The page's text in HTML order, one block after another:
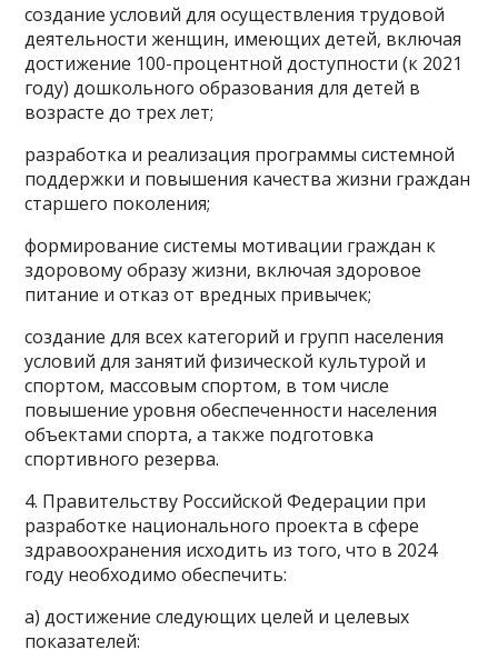
создание условий для осуществления трудовой
деятельности женщин, имеющих детей, включая
достижение 100-процентной доступности (к 2021
году) дошкольного образования для детей в
возрасте до трех лет;
разработка и реализация программы системной
поддержки и повышения качества жизни граждан
старшего поколения;
формирование системы мотивации граждан к
здоровому образу жизни, включая здоровое
питание и отказ от вредных привычек;
создание для всех категорий и групп населения
условий для занятий физической культурой и
спортом, массовым спортом, в том числе
повышение уровня обеспеченности населения
объектами спорта, а также подготовка
спортивного резерва.
4. Правительству Российской Федерации при
разработке национального проекта в сфере
здравоохранения исходить из того, что в 2024
году необходимо обеспечить:
а) достижение следующих целей и целевых
показателей: